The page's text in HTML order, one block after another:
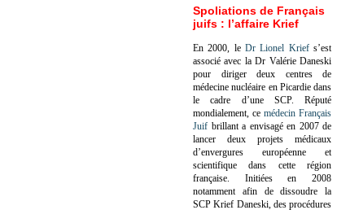
Spoliations de Français
juifs : l’affaire Krief
En 2000, le Dr Lionel Kriefs’est
associé avec la Dr Valérie Daneski
pour diriger deux centres de
médecine nucléaire en Picardie dans
le cadre d’une SCP. Réputé
mondialement, ce médecin Français
Juif brillant a envisagé en 2007 de
lancer deux projets médicaux
d’envergures européenne et
scientifique dans cette région
française. Initiées en 2008
notamment afin de dissoudre la
SCP Krief Daneski, des procédures